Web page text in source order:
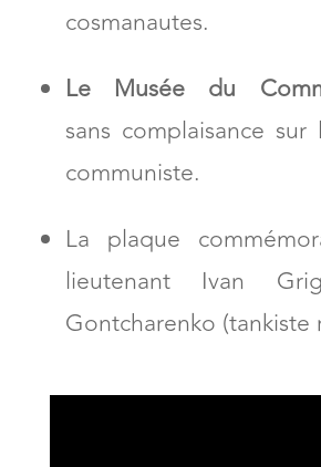
cosmanautes.
Le Musée du
sans complaisance sur
communiste.
La plaque
lieutenant Ivan
Gontcharenko (tankiste